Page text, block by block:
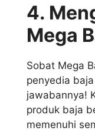
4.
Mega
Sobat Mega
penyedia
jawabannya!
produk baja
memenuhi